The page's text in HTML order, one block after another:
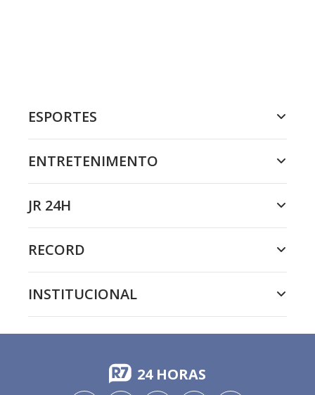
ESPORTES
ENTRETENIMENTO
JR 24H
RECORD
INSTITUCIONAL
24 HORAS